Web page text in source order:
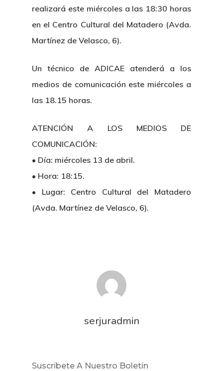
realizará este miércoles a las 18:30 horas
en el Centro Cultural del Matadero (Avda.
Martínez de Velasco, 6).
Un técnico de ADICAE atenderá a los
medios de comunicación este miércoles a
las 18.15 horas.
ATENCIÓN A LOS MEDIOS DE
COMUNICACIÓN:
• Día: miércoles 13 de abril.
• Hora: 18:15.
• Lugar: Centro Cultural del Matadero
(Avda. Martínez de Velasco, 6).
serjuradmin
Suscríbete A Nuestro Boletín